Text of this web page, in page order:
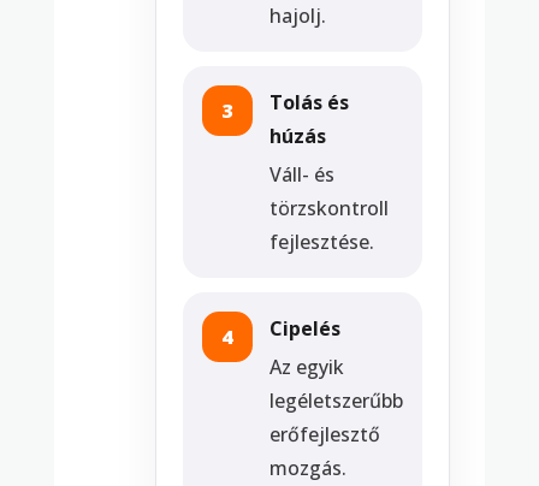
hajolj.
3
Tolás és
húzás
Váll- és
törzskontroll
fejlesztése.
4
Cipelés
Az egyik
legéletszerűbb
erőfejlesztő
mozgás.